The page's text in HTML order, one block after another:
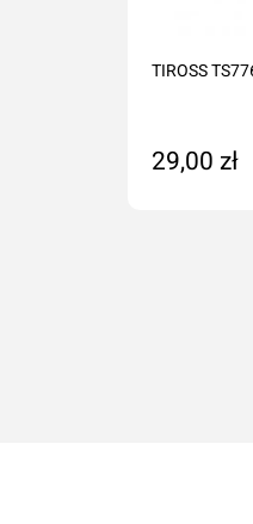
TIROSS
29,00 zł